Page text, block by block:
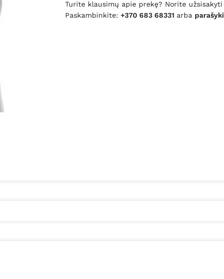
Turite klausimų apie prekę? Norite
Paskambinkite:+370 683 68331 arba